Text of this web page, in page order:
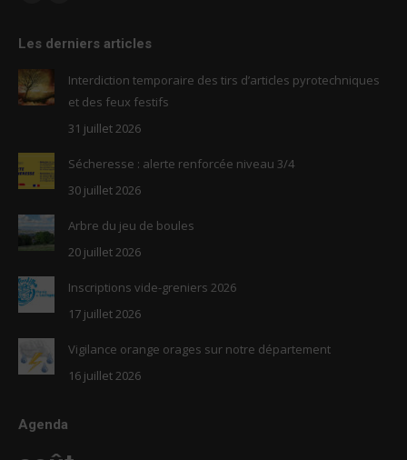
opens
in
new
opens
new
window
Les derniers articles
Interdiction temporaire des tirs d’articles pyrotechniques
et des feux festifs
31 juillet 2026
Sécheresse : alerte renforcée niveau 3/4
30 juillet 2026
Arbre du jeu de boules
20 juillet 2026
Inscriptions vide-greniers 2026
17 juillet 2026
Vigilance orange orages sur notre département
16 juillet 2026
Agenda